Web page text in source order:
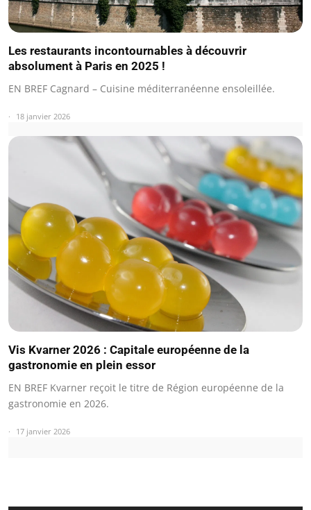
Les restaurants incontournables à découvrir
absolument à Paris en 2025 !
EN BREF Cagnard – Cuisine méditerranéenne ensoleillée.
18 janvier 2026
Vis Kvarner 2026 : Capitale européenne de la
gastronomie en plein essor
EN BREF Kvarner reçoit le titre de Région européenne de la
gastronomie en 2026.
17 janvier 2026